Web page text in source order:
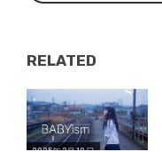
RELATED
Warning : Undefined variable $post_id in
/home/storywriter/storywriter.tokyo/public_html/wp-content/themes/StoryWriter/single.phpon line242